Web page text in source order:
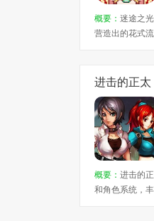
概要： 迷途之
营造出的花式
进击的正太
概要： 进击的
和角色系统，